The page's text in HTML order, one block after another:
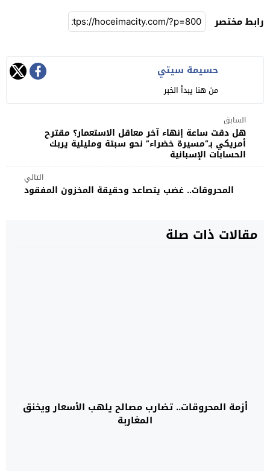
رابط مختصر
حسيمة سيتي
من هنا يبدأ الخبر
السابق
هل دقت ساعة إنهاء آخر معاقل الاستعمار؟ مقترح
أمريكي بـ“مسيرة خضراء” نحو سبتة ومليلية يربك
الحسابات الإسبانية
التالي
المحروقات.. غضب يتصاعد وحقيقة المخزون المفقود
مقالات ذات صلة
أزمة المحروقات.. تضارب مصالح يلهب الأسعار ويخنق
المغاربة